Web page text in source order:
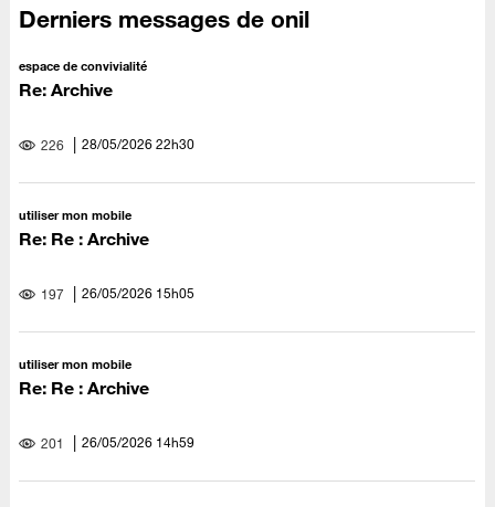
Derniers messages de onil
espace de convivialité
Re: Archive
226 ‎28/05/202622h30
utiliser mon mobile
Re: Re : Archive
197 ‎26/05/2026 15h05
utiliser mon mobile
Re: Re : Archive
201 ‎26/05/2026 14h59